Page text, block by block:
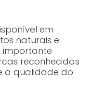
em
naturais e
importante
reconhecidas
a qualidade do